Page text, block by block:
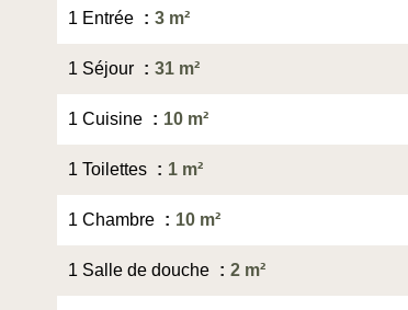
1 Entrée 3 m²
1 Séjour 31 m²
1 Cuisine 10 m²
1 Toilettes 1 m²
1 Chambre 10 m²
1 Salle de douche 2 m²